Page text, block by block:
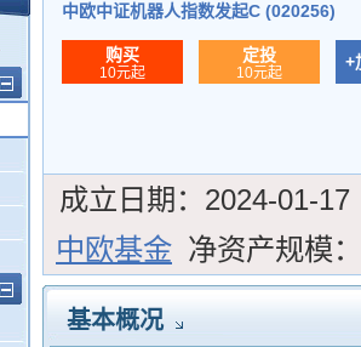
中欧中证机器人指数发起C (020256)
购买
10元起
定投
10元起
+
成立日期： 2024-01-17
中欧基金 净资产规模：
基本概况